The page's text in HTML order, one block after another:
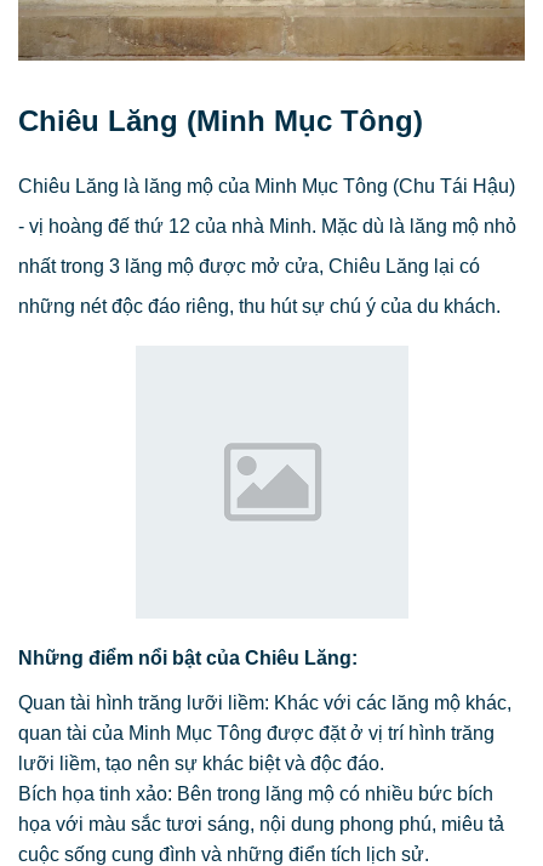
Chiêu Lăng (Minh Mục Tông)
Chiêu Lăng là lăng mộ của Minh Mục Tông (Chu Tái Hậu)
- vị hoàng đế thứ 12 của nhà Minh. Mặc dù là lăng mộ nhỏ
nhất trong 3 lăng mộ được mở cửa, Chiêu Lăng lại có
những nét độc đáo riêng, thu hút sự chú ý của du khách.
Những điểm nổi bật của Chiêu Lăng:
Quan tài hình trăng lưỡi liềm: Khác với các lăng mộ khác,
quan tài của Minh Mục Tông được đặt ở vị trí hình trăng
lưỡi liềm, tạo nên sự khác biệt và độc đáo.
Bích họa tinh xảo: Bên trong lăng mộ có nhiều bức bích
họa với màu sắc tươi sáng, nội dung phong phú, miêu tả
cuộc sống cung đình và những điển tích lịch sử.